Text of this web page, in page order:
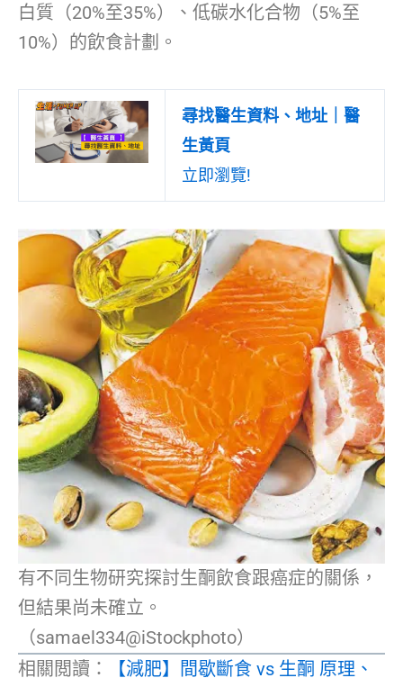
白質（20%至35%）、低碳水化合物（5%至
10%）的飲食計劃。
尋找醫生資料、地址｜醫
生黃頁
立即瀏覽!
有不同生物研究探討生酮飲食跟癌症的關係，
但結果尚未確立。
（samael334@iStockphoto）
相關閲讀：
【減肥】間歇斷食 vs 生酮 原理、